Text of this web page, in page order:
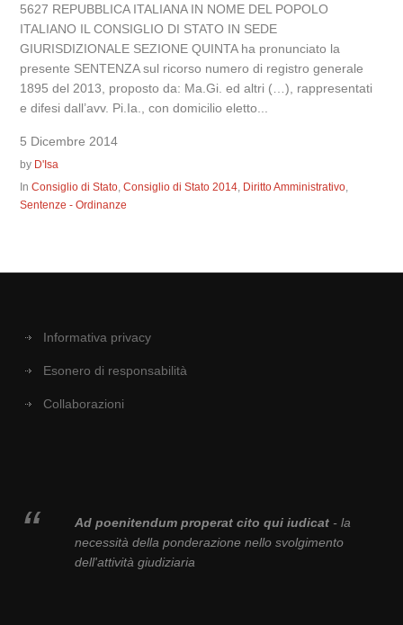
5627 REPUBBLICA ITALIANA IN NOME DEL POPOLO
ITALIANO IL CONSIGLIO DI STATO IN SEDE
GIURISDIZIONALE SEZIONE QUINTA ha pronunciato la
presente SENTENZA sul ricorso numero di registro generale
1895 del 2013, proposto da: Ma.Gi. ed altri (…), rappresentati
e difesi dall’avv. Pi.Ia., con domicilio eletto...
5 Dicembre 2014
by D'Isa
InConsiglio di Stato ,Consiglio di Stato 2014 Diritto Amministrativo
Sentenze - Ordinanze
Informativa privacy
Esonero di responsabilità
Collaborazioni
Ad poenitendum properat cito qui iudicat- la
necessità della ponderazione nello svolgimento
dell'attività giudiziaria